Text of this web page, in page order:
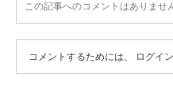
この記事へのコメントはありませ
コメントするためには、 ログイン